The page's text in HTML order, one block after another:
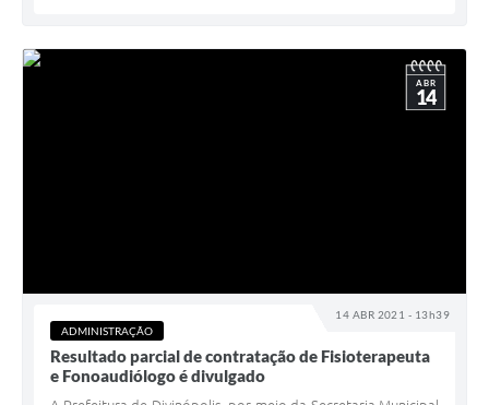
14 ABR 2021 - 13h39
ABR
14
ADMINISTRAÇÃO
Resultado parcial de contratação de Fisioterapeuta
e Fonoaudiólogo é divulgado